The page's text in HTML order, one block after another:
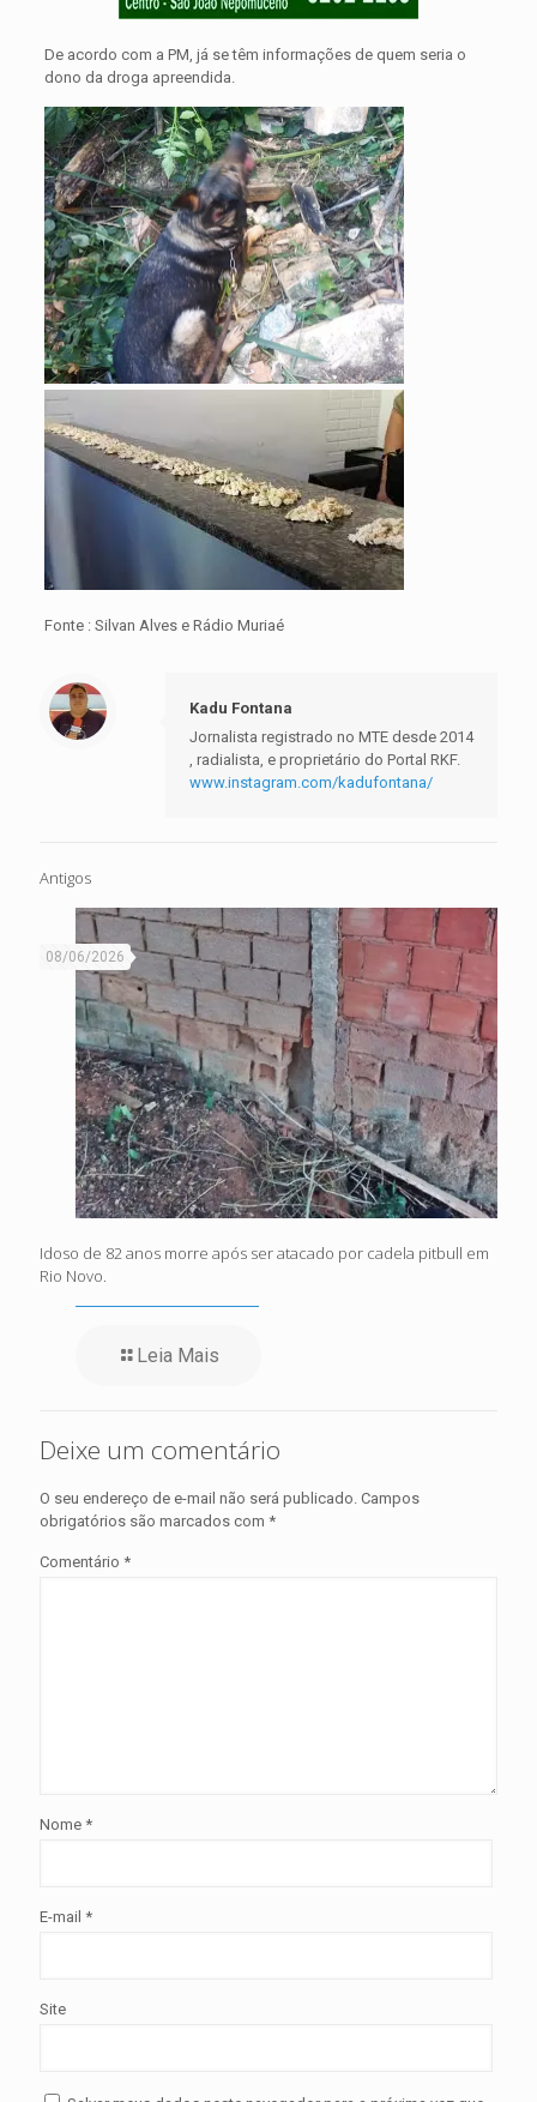
De acordo com a PM, já se têm informações de quem seria o
dono da droga apreendida.
Fonte : Silvan Alves e Rádio Muriaé
Kadu Fontana
Jornalista registrado no MTE desde 2014
, radialista, e proprietário do Portal RKF.
www.instagram.com/kadufontana/
Antigos
08/06/2026
Idoso de 82 anos morre após ser atacado por cadela pitbull em
Rio Novo.
Leia Mais
Deixe um comentário
O seu endereço de e-mail não será publicado. Campos
obrigatórios são marcados com *
Comentário *
Nome *
E-mail *
Site